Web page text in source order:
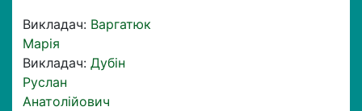
Викладач: Варгатюк
Марія
Викладач: Дубін
Руслан
Анатолійович